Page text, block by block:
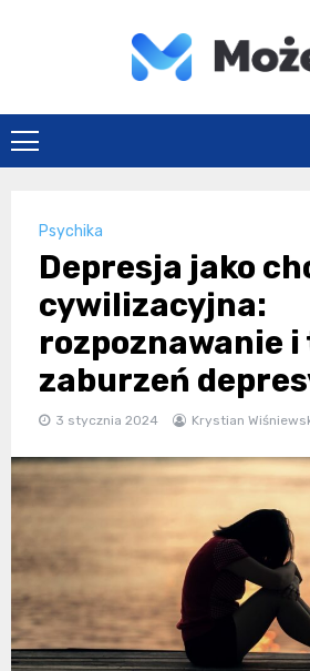
Psychika
Depresja jako
cywilizacyjna:
rozpoznawanie
zaburzeń
3 stycznia 2024 Krystian